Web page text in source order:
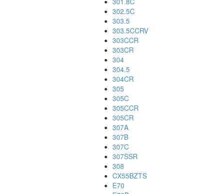
302.5C
303.5
303.5CCRV
303CCR
303CR
304
304.5
304CR
305
305C
305CCR
305CR
307A
307B
307C
307SSR
308
CX55BZTS
E70